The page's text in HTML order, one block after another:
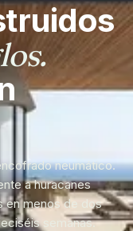
neumático.
a huracanes
en menos de dos
semanas.